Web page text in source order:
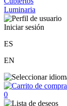
Luminaria
Iniciar sesión
ES
EN
0